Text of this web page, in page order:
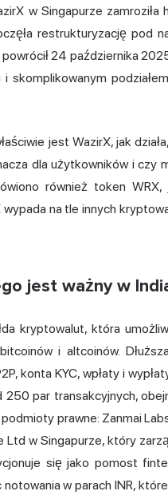
w Singapurze
restrukturyzację pod
24 października
skomplikowanym
jest WazirX, jak
dla użytkowników i czy
również token WRX,
wypada na tle innych
jest ważny w
kryptowalut, która
i altcoinów.
konta KYC, wpłaty i
par transakcyjnych,
prawne: Zanmai
Ltd w Singapurze, który
się jako pomost
w parach INR,